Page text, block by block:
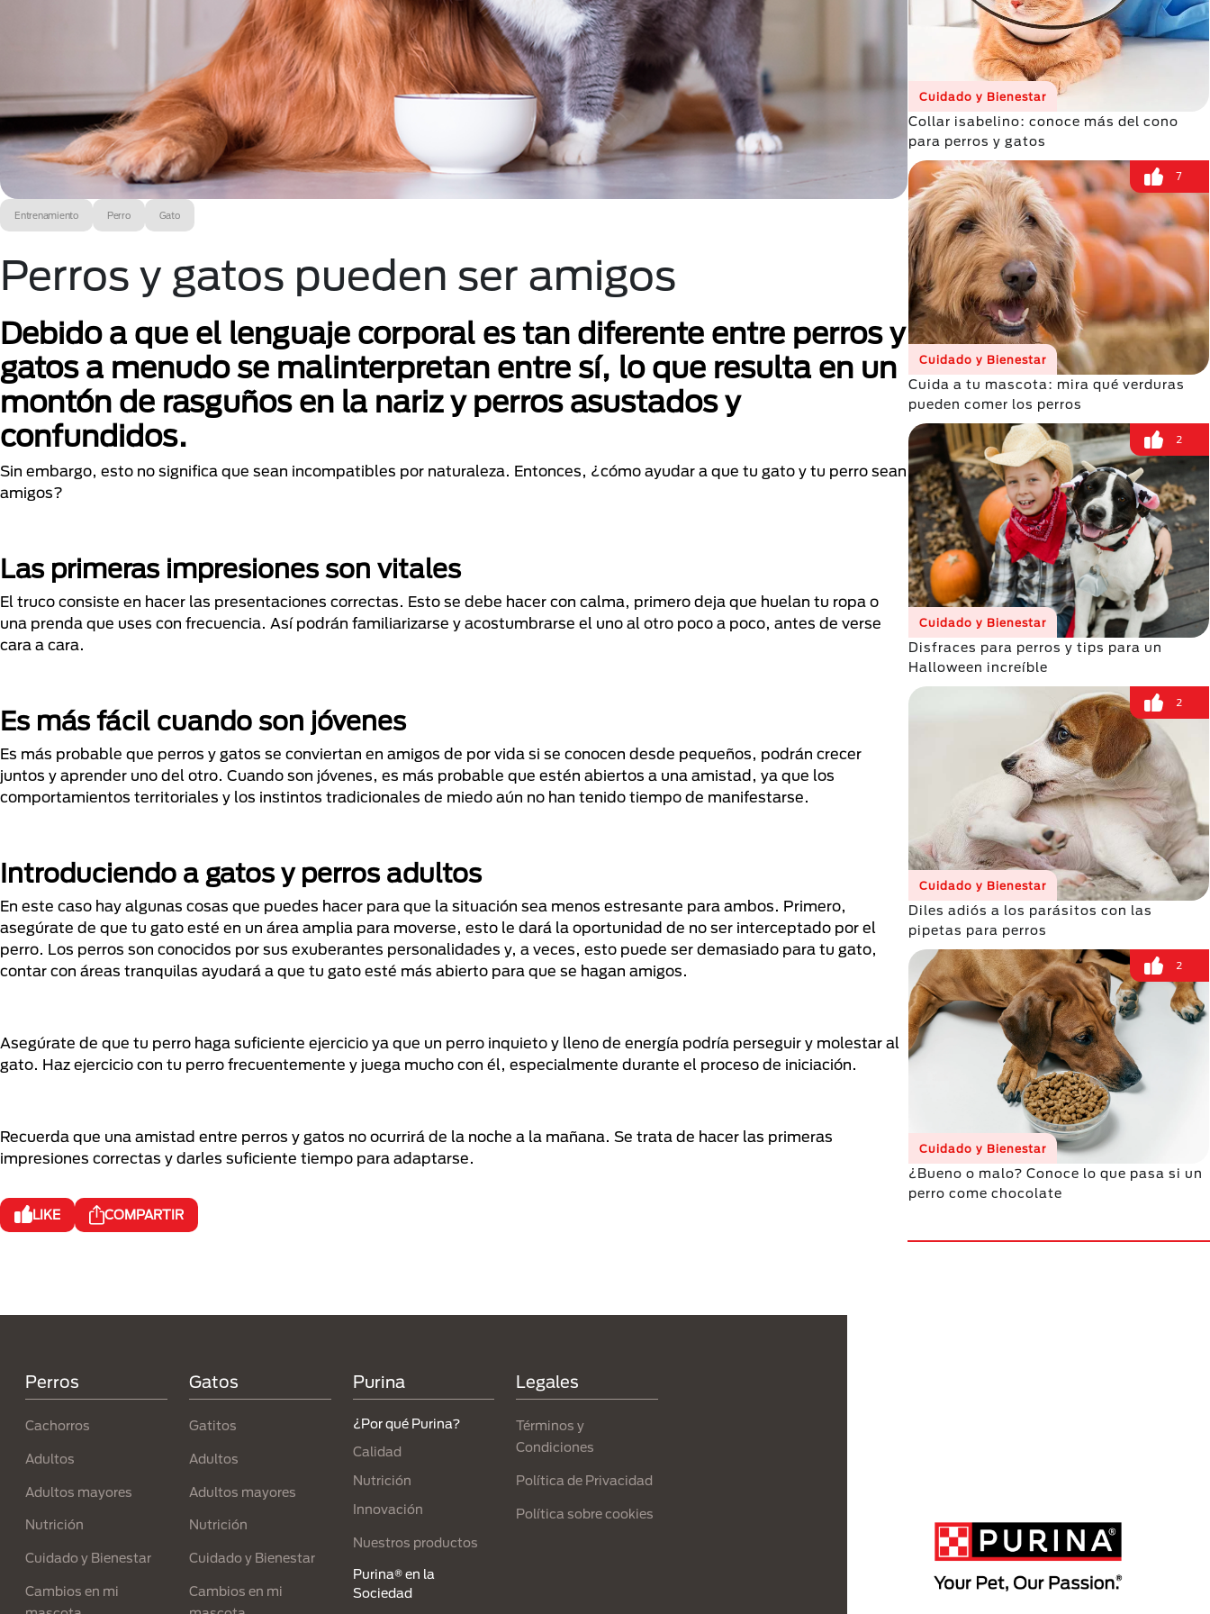
Entrenamiento Perro Gato
Perros y gatos pueden ser amigos
Debido a que el lenguaje corporal es tan diferente entre perros y
gatos a menudo se malinterpretan entre sí, lo que resulta en un
montón de rasguños en la nariz y perros asustados y
confundidos.
Sin embargo, esto no significa que sean incompatibles por naturaleza. Entonces, ¿cómo ayudar a que tu gato y tu perro sean
amigos?
Las primeras impresiones son vitales
El truco consiste en hacer las presentaciones correctas. Esto se debe hacer con calma, primero deja que huelan tu ropa o
una prenda que uses con frecuencia. Así podrán familiarizarse y acostumbrarse el uno al otro poco a poco, antes de verse
cara a cara.
Es más fácil cuando son jóvenes
Es más probable que perros y gatos se conviertan en amigos de por vida si se conocen desde pequeños, podrán crecer
juntos y aprender uno del otro. Cuando son jóvenes, es más probable que estén abiertos a una amistad, ya que los
comportamientos territoriales y los instintos tradicionales de miedo aún no han tenido tiempo de manifestarse.
Introduciendo a gatos y perros adultos
En este caso hay algunas cosas que puedes hacer para que la situación sea menos estresante para ambos. Primero,
asegúrate de que tu gato esté en un área amplia para moverse, esto le dará la oportunidad de no ser interceptado por el
perro. Los perros son conocidos por sus exuberantes personalidades y, a veces, esto puede ser demasiado para tu gato,
contar con áreas tranquilas ayudará a que tu gato esté más abierto para que se hagan amigos.
Asegúrate de que tu perro haga suficiente ejercicio ya que un perro inquieto y lleno de energía podría perseguir y molestar al
gato. Haz ejercicio con tu perro frecuentemente y juega mucho con él, especialmente durante el proceso de iniciación.
Recuerda que una amistad entre perros y gatos no ocurrirá de la noche a la mañana. Se trata de hacer las primeras
impresiones correctas y darles suficiente tiempo para adaptarse.
LIKE COMPARTIR
Cuidado y Bienestar
Collar isabelino: conoce más del cono
para perros y gatos
7
Cuidado y Bienestar
Cuida a tu mascota: mira qué verduras
pueden comer los perros
2
Cuidado y Bienestar
Disfraces para perros y tips para un
Halloween increíble
2
Cuidado y Bienestar
Diles adiós a los parásitos con las
pipetas para perros
2
Cuidado y Bienestar
¿Bueno o malo? Conoce lo que pasa si un
perro come chocolate
Perros
Cachorros
Adultos
Adultos mayores
Nutrición
Cuidado y Bienestar
Cambios en mi
Gatos
Gatitos
Adultos
Adultos mayores
Nutrición
Cuidado y Bienestar
Cambios en mi
Purina
¿Por qué Purina?
Calidad
Nutrición
Innovación
Nuestros productos
Purina® en la
Sociedad
Legales
Términos y
Condiciones
Política de Privacidad
Política sobre cookies